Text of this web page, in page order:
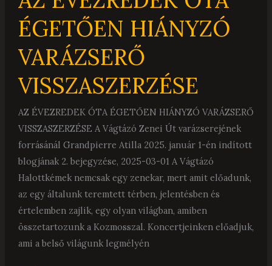
ÉGETŐEN HIÁNYZÓ
VARÁZSERŐ
VISSZASZERZÉSE
AZ ÉVEZREDEK ÓTA ÉGETŐEN HIÁNYZÓ VARÁZSERŐ
VISSZASZERZÉSE A Vágtázó Zenei Út varázserejének
forrásánál Grandpierre Atilla 2025. január 1-én indított
blogjának 2. bejegyzése, 2025-03-01 A Vágtázó
Halottkémek nemcsak egy zenekar, mert amit előadunk,
az egy általunk teremtett térben, jelentésben és
értelemben zajlik, egy olyan világban, amiben
összetartozunk a Kozmosszal. Koncertjeinken előadjuk,
ami a belső világunk legmélyén